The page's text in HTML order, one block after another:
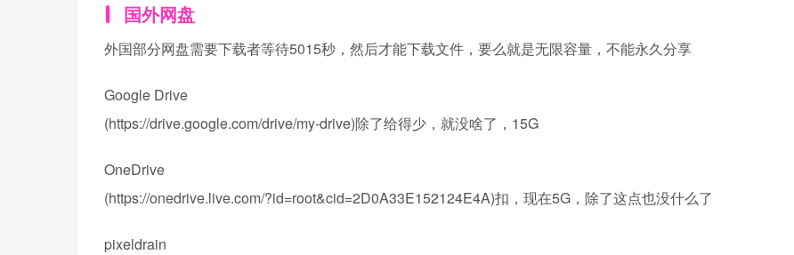
国外网盘
外国部分网盘需要下载者等待5015秒，然后才能下载文件，要么就是无限容量，不能永久分享
Google Drive
(https://drive.google.com/drive/my-drive)除了给得少，就没啥了，15G
OneDrive
(https://onedrive.live.com/?id=root&cid=2D0A33E152124E4A)扣，现在5G，除了这点也没什么了
pixeldrain